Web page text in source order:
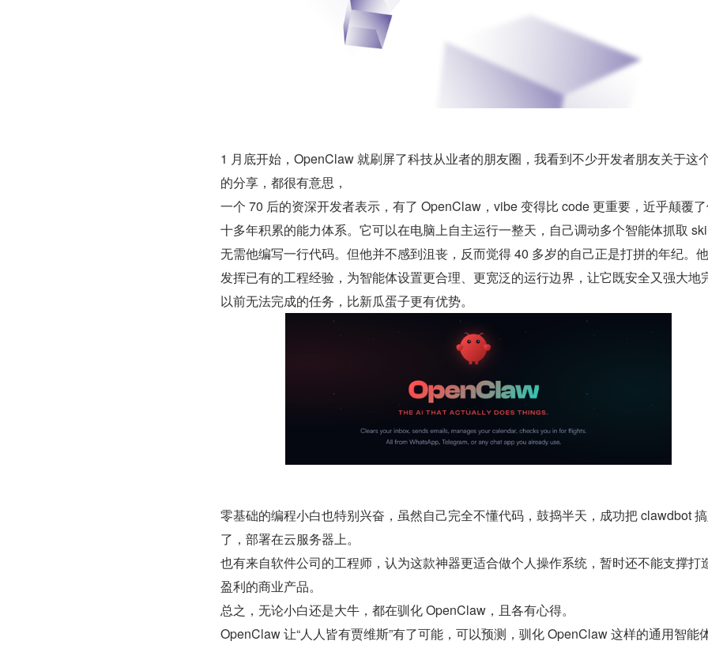
1 月底开始，OpenClaw 就刷屏了科技从业者的朋友圈，我看到不少开发者朋友关于这
的分享，都很有意思，
一个 70 后的资深开发者表示，有了 OpenClaw，vibe 变得比 code 更重要，近乎颠覆
十多年积累的能力体系。它可以在电脑上自主运行一整天，自己调动多个智能体抓取
无需他编写一行代码。但他并不感到沮丧，反而觉得 40 多岁的自己正是打拼的年纪。
发挥已有的工程经验，为智能体设置更合理、更宽泛的运行边界，让它既安全又强大地
以前无法完成的任务，比新瓜蛋子更有优势。
零基础的编程小白也特别兴奋，虽然自己完全不懂代码，鼓捣半天，成功把 clawdbot
了，部署在云服务器上。
也有来自软件公司的工程师，认为这款神器更适合做个人操作系统，暂时还不能支撑打
盈利的商业产品。
总之，无论小白还是大牛，都在驯化 OpenClaw，且各有心得。
OpenClaw 让“人人皆有贾维斯”有了可能，可以预测，驯化 OpenClaw 这样的通用智能